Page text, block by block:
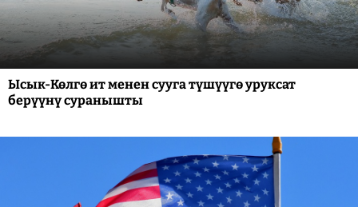
Ысык-Көлгө ит менен сууга түшүүгө уруксат
берүүнү суранышты